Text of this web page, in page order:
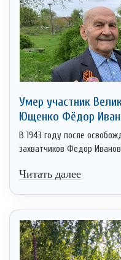
Умер участник
Ющенко Фёдор
В 1943 году после
захватчиков Федор
Читать далее